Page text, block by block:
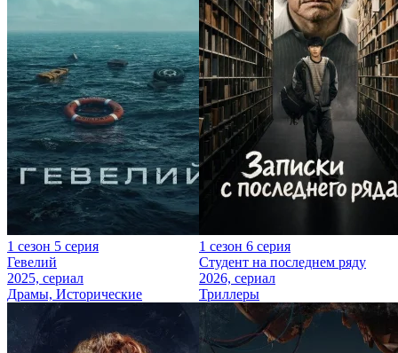
1 сезон 5 серия
Гевелий
2025, сериал
Драмы, Исторические
1 сезон 6 серия
Студент на последнем ряду
2026, сериал
Триллеры